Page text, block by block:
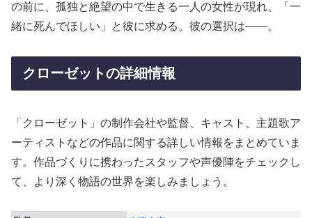
の前に、孤独と絶望の中で生きる一人の女性が現れ、「一
緒に死んでほしい」と彼に求める。彼の選択は――。
クローゼットの詳細情報
「クローゼット」の制作会社や監督、キャスト、主題歌ア
ーティストなどの作品に関する詳しい情報をまとめていま
す。作品づくりに携わったスタッフや声優陣をチェックし
て、より深く物語の世界を楽しみましょう。